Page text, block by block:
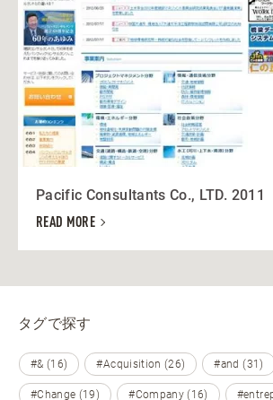
Pacific Consultants Co., LTD. 2011
READ MORE
タグで探す
#& (16) #Acquisition (26) #and (31)
#Change (19) #Company (16)